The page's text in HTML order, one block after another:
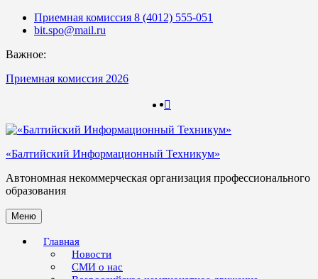
Skip
Приемная комиссия 8 (4012) 555-051
bit.spo@mail.ru
Важное:
Приемная комиссия 2026
«Балтийский Информационный Техникум»
Автономная некоммерческая организация профессионального
образования
Меню
Главная
Новости
СМИ о нас